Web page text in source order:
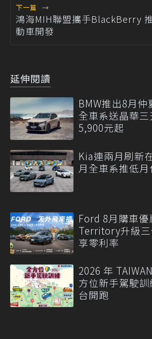
下一篇 →
鴻海MIH聯盟攜手BlackBerry
動車開發
延伸閱讀
BMW推出8月
全車系送晶華
5,900元起
Kia連兩月刷新
月全車系推低
Ford 8月購車優
Territory升級
享零利率
2026 年
方位新手駕駛
台開跑